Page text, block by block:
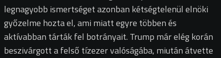
legnagyobb ismertséget azonban kétségtelenül elnöki
győzelme hozta el, ami miatt egyre többen és
aktívabban tárták fel botrányait. Trump már elég korán
beszivárgott a felső tízezer valóságába, miután átvette